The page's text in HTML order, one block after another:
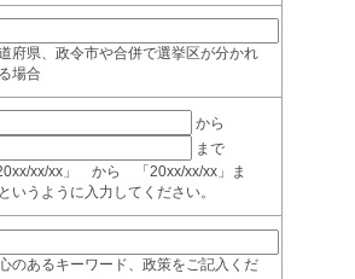
府県、政令市や合併で選挙区が分かれ
場合
から
まで
xx/xx」 から 「20xx/xx/xx」ま
うように入力してください。
のあるキーワード、政策をご記入くだ